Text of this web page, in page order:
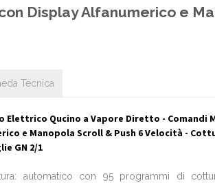
Display Alfanumerico e
Tecnica
Elettrico Qucino a Vapore Diretto - Comandi
e Manopola Scroll & Push 6 Velocità -
GN 2/1
automatico con 95 programmi di